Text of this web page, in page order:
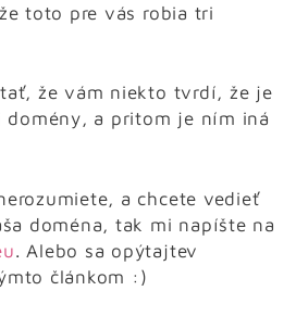
toto pre vás robia tri
že vám niekto tvrdí, že je
domény, a pritom je ním iná
a chcete vedieť
doména, tak mi napíšte na
. Alebo sa opýtajtev
článkom :)